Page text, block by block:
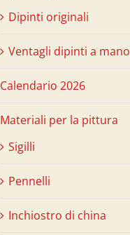
Dipinti originali
Ventagli dipinti a mano
Calendario 2026
Materiali per la pittura
Sigilli
Pennelli
Inchiostro di china